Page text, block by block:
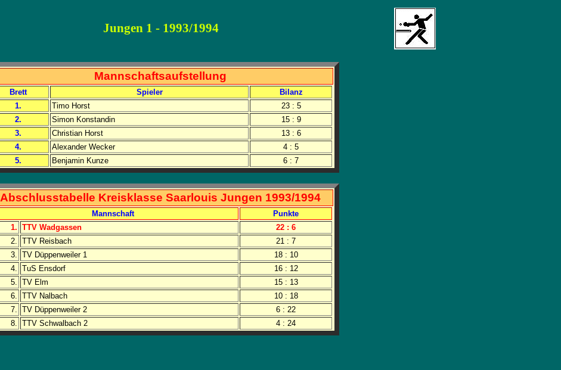
Jungen 1 - 1993/1994
Mannschaftsaufstellung
Brett Spieler
Bilanz
1.
Timo Horst
23 : 5
2.
Simon Konstandin
15 : 9
3.
Christian Horst
13 : 6
4.
Alexander Wecker
4 : 5
5.
Benjamin Kunze 6 : 7
Abschlusstabelle Kreisklasse Saarlouis Jungen 1993/1994
Mannschaft
Punkte
1. TTV Wadgassen
22 : 6
2. TTV Reisbach
21 : 7
3. TV Düppenweiler 1
18 : 10
4. TuS Ensdorf
16 : 12
5. TV Elm
15 : 13
6. TTV Nalbach
10 : 18
7. TV Düppenweiler 2
6 : 22
8. TTV Schwalbach 2 4 : 24